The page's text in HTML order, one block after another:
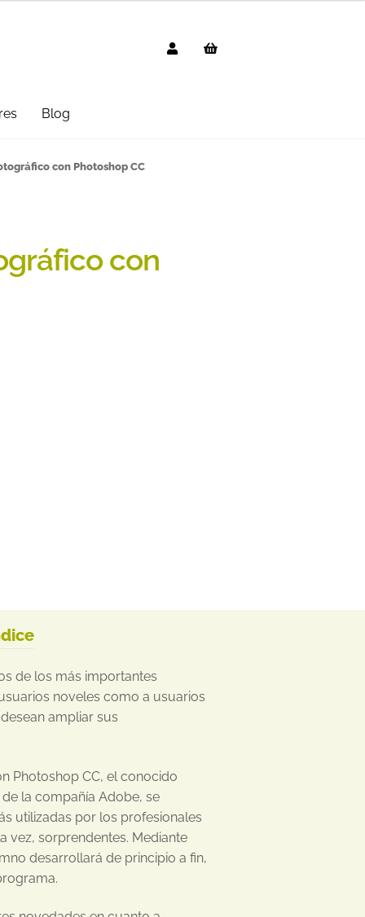
Blog
AVISO LEGAL Black Friday 2025
Suscripción
con Photoshop CC
con
de los más importantes
noveles como a usuarios
ampliar sus
Photoshop CC, el conocido
la compañía Adobe, se
utilizadas por los profesionales
vez, sorprendentes. Mediante
desarrollará de principio a fin,